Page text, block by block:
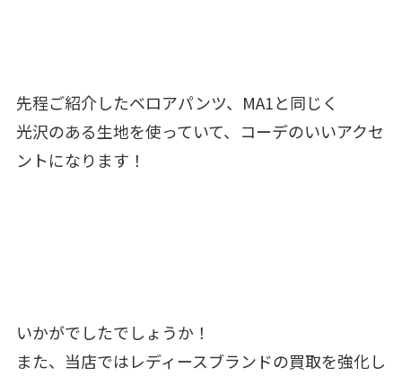
先程ご紹介したベロアパンツ、MA1と同じく
光沢のある生地を使っていて、コーデのいいアクセ
ントになります！
いかがでしたでしょうか！
また、当店ではレディースブランドの買取を強化し